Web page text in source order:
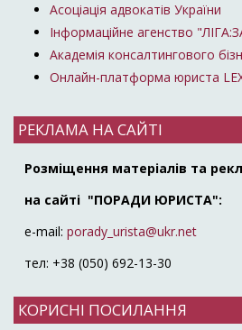
Асоціація адвокатів України
Інформаційне агенство
Академія консалтингового
Онлайн-платформа юриста
РЕКЛАМА НА САЙТІ
Розміщення матеріалів та
на сайті "ПОРАДИ ЮРИСТА":
e-mail: porady_urista@ukr.net
тел: +38 (050) 692-13-30
КОРИСНІ ПОСИЛАННЯ